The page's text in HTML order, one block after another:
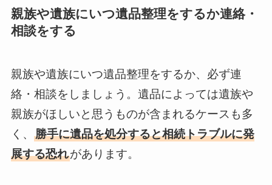
親族や遺族にいつ遺品整理をするか連絡・
相談をする
親族や遺族にいつ遺品整理をするか、必ず連
絡・相談をしましょう。遺品によっては遺族や
親族がほしいと思うものが含まれるケースも多
く、 勝手に遺品を処分すると相続トラブルに発
展する恐れがあります。